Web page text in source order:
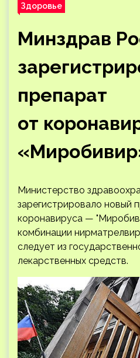
Здоровье
Минздрав
препарат
от
Министерство
зарегистрировало новый
коронавируса —
комбинации
следует из
лекарственных средств.